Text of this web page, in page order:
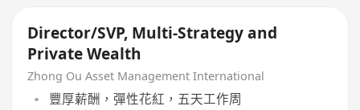
Director/SVP, Multi-Strategy and
Private Wealth
Zhong Ou Asset Management International
豐厚薪酬，彈性花紅，五天工作周